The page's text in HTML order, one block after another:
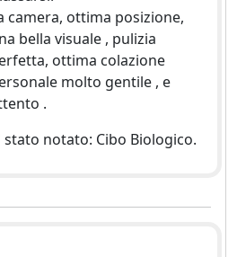
camera, ottima posizione,
bella visuale , pulizia
ottima colazione
molto gentile , e
.
stato notato: Cibo Biologico.